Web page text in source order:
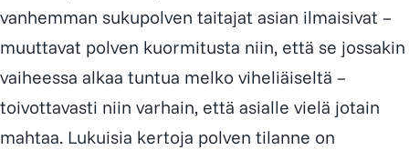
vanhemman sukupolven taitajat asian ilmaisivat –
muuttavat polven kuormitusta niin, että se jossakin
vaiheessa alkaa tuntua melko viheliäiseltä –
toivottavasti niin varhain, että asialle vielä jotain
mahtaa. Lukuisia kertoja polven tilanne on